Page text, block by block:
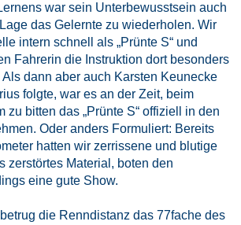
war sein Unterbewusstsein auch
das Gelernte zu wiederholen. Wir
intern schnell als „Prünte S“ und
Fahrerin die Instruktion dort besonders
dann aber auch Karsten Keunecke
folgte, war es an der Zeit, beim
zu bitten das „Prünte S“ offiziell in den
Oder anders Formuliert: Bereits
hatten wir zerrissene und blutige
zerstörtes Material, boten den
eine gute Show.
die Renndistanz das 77fache des